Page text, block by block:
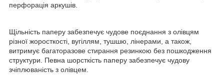
перфорація аркушів.
Щільність паперу забезпечує чудове поєднання з олівцям
різної жоросткості, вугіллям, тушшю, лінерами, а також,
витримує багаторазове стирання резинкою без пошкодження
структури. Певна шорсткість паперу забезпечує чудову
зчіплюваність з олівцем.